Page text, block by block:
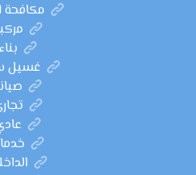
مكافحة
بناء
غسيل